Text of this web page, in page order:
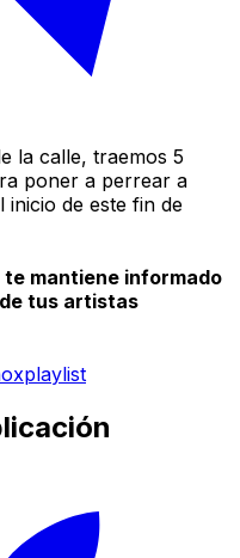
la calle, traemos 5
poner a perrear a
inicio de este fin de
te mantiene informado
tus artistas
playlist